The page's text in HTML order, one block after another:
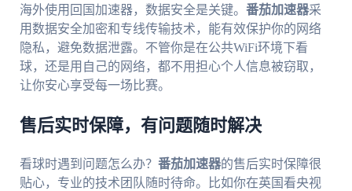
海外使用回国加速器，数据安全是关键。 番茄加速器采
用数据安全加密和专线传输技术，能有效保护你的网络
隐私，避免数据泄露。不管你是在公共WiFi环境下看
球，还是用自己的网络，都不用担心个人信息被窃取，
让你安心享受每一场比赛。
售后实时保障，有问题随时解决
看球时遇到问题怎么办？ 番茄加速器的售后实时保障很
贴心，专业的技术团队随时待命。比如你在英国看央视